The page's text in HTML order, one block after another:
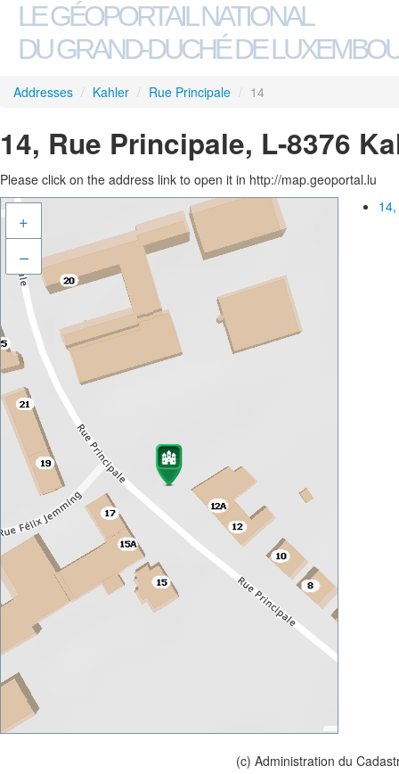
LE GÉOPORTAIL NATIONAL
DU GRAND-DUCHÉ DE
Addresses / Kahler / Rue Principale / 14
14, Rue Principale, L-8376
Please click on the address link to open it in http://map.geoportal.lu
+
–
(c) Administration du